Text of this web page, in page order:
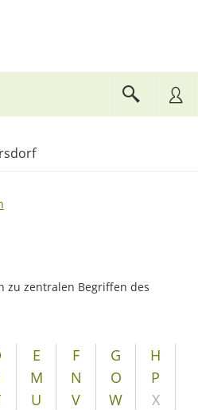
zu zentralen Begriffen des
E F G
H
M N O
P
U V W
X